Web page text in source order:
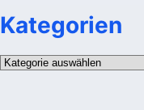
Kategorien
Kategorien